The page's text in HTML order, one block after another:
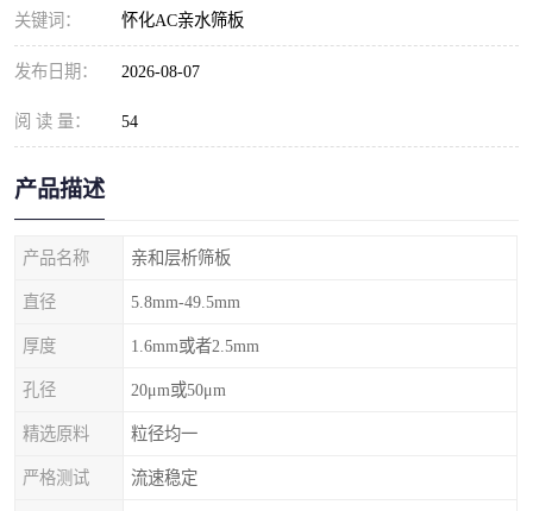
关键词： 怀化AC亲水筛板
发布日期： 2026-08-07
阅 读 量： 54
产品描述
产品名称 亲和层析筛板
直径 5.8mm-49.5mm
厚度 1.6mm或者2.5mm
孔径 20μm或50μm
精选原料 粒径均一
严格测试 流速稳定